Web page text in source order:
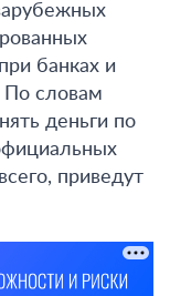
банках и
По словам
деньги по
приведут